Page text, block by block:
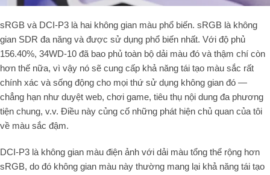
sRGB và DCI-P3 là hai không gian màu phổ biến. sRGB là không
gian SDR đa năng và được sử dụng phổ biến nhất. Với độ phủ
156.40%, 34WD-10 đã bao phủ toàn bộ dải màu đó và thậm chí còn
hơn thế nữa, vì vậy nó sẽ cung cấp khả năng tái tạo màu sắc rất
chính xác và sống động cho mọi thứ sử dụng không gian đó —
chẳng hạn như duyệt web, chơi game, tiêu thụ nội dung đa phương
tiện chung, v.v. Điều này củng cố những phát hiện chủ quan của tôi
về màu sắc đậm.
DCI-P3 là không gian màu điện ảnh với dải màu tổng thể rộng hơn
sRGB, do đó không gian màu này thường mang lại khả năng tái tạo